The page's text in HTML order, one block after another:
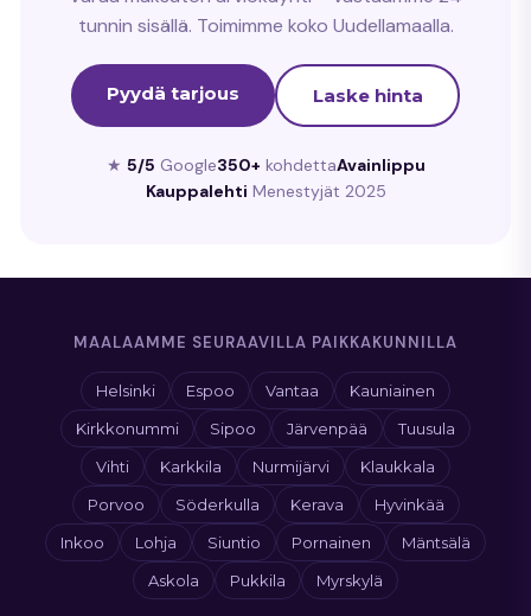
tunnin sisällä. Toimimme koko Uudellamaalla.
Pyydä tarjous Laske hinta
★ 5/5 Google350+ kohdettaAvainlippu
Kauppalehti Menestyjät 2025
MAALAAMME SEURAAVILLA PAIKKAKUNNILLA
Helsinki Espoo Vantaa
Kauniainen
Kirkkonummi
Sipoo Järvenpää
Tuusula
Vihti
Karkkila Nurmijärvi
Klaukkala
Porvoo
Söderkulla Kerava
Hyvinkää
Inkoo
Lohja Siuntio Pornainen
Mäntsälä
Askola
Pukkila Myrskylä